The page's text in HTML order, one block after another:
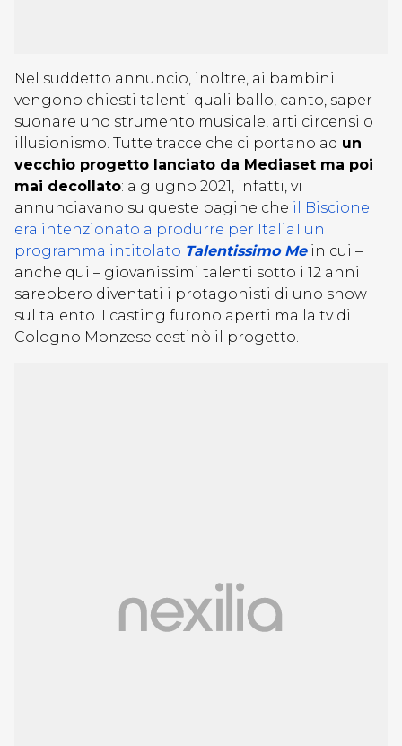
Nel suddetto annuncio, inoltre, ai bambini
vengono chiesti talenti quali ballo, canto, saper
suonare uno strumento musicale, arti circensi o
illusionismo. Tutte tracce che ci portano ad un
vecchio progetto lanciato da Mediaset ma poi
mai decollato: a giugno 2021, infatti, vi
annunciavano su queste pagine che il Biscione
era intenzionato a produrre per Italia1 un
programma intitolato Talentissimo Mein cui –
anche qui – giovanissimi talenti sotto i 12 anni
sarebbero diventati i protagonisti di uno show
sul talento. I casting furono aperti ma la tv di
Cologno Monzese cestinò il progetto.